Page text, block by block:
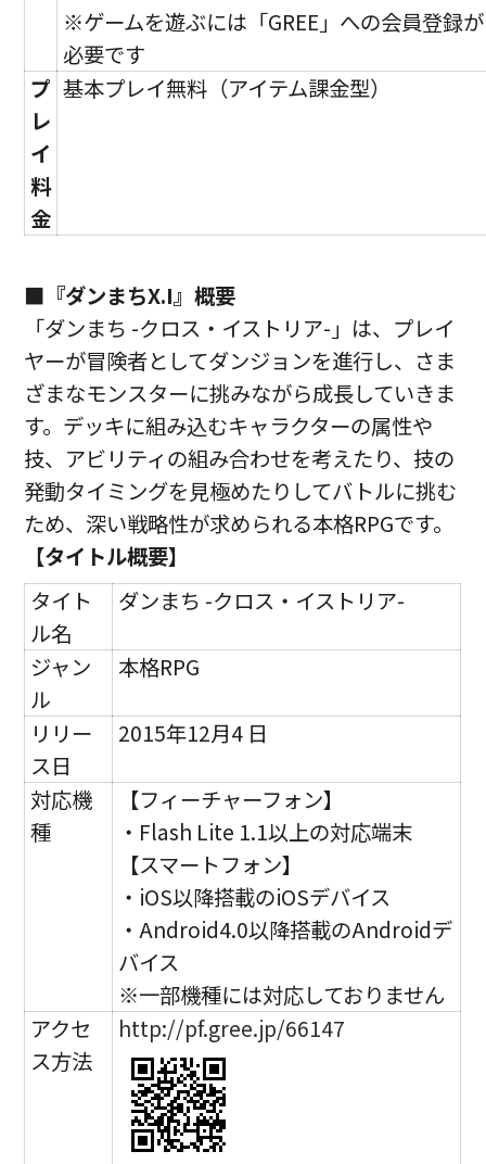
※ゲームを遊ぶには「GREE」への会員登録が
必要です
プ
レ
イ
料
金
基本プレイ無料（アイテム課金型）
■『ダンまちX.I』概要
「ダンまち -クロス・イストリア-」は、プレイ
ヤーが冒険者としてダンジョンを進行し、さま
ざまなモンスターに挑みながら成長していきま
す。デッキに組み込むキャラクターの属性や
技、アビリティの組み合わせを考えたり、技の
発動タイミングを見極めたりしてバトルに挑む
ため、深い戦略性が求められる本格RPGです。
【タイトル概要】
タイト
ル名
ダンまち -クロス・イストリア-
ジャン
ル
本格RPG
リリー
ス日
2015年12月4 日
対応機
種
【フィーチャーフォン】
・Flash Lite 1.1以上の対応端末
【スマートフォン】
・iOS以降搭載のiOSデバイス
・Android4.0以降搭載のAndroidデ
バイス
※一部機種には対応しておりません
アクセ
ス方法
http://pf.gree.jp/66147